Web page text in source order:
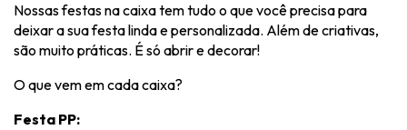
Nossas festas na caixa tem tudo o que você precisa para
deixar a sua festa linda e personalizada. Além de criativas,
são muito práticas. É só abrir e decorar!
O que vem em cada caixa?
Festa PP: